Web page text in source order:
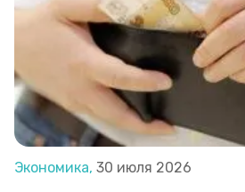
Экономика, 30 июля 2026